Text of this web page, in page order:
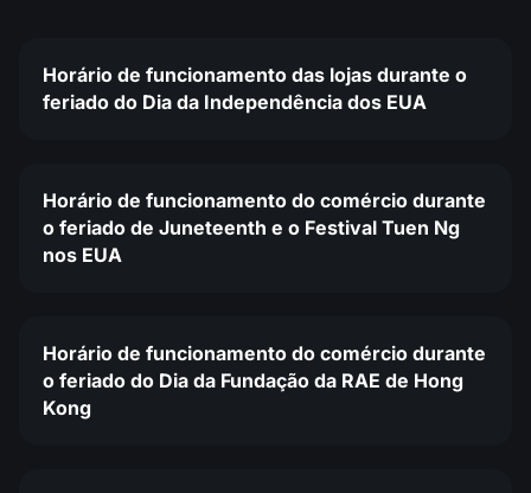
Horário de funcionamento das lojas durante o
feriado do Dia da Independência dos EUA
Horário de funcionamento do comércio durante
o feriado de Juneteenth e o Festival Tuen Ng
nos EUA
Horário de funcionamento do comércio durante
o feriado do Dia da Fundação da RAE de Hong
Kong